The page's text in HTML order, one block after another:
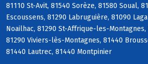
81110 St-Avit, 81540 Sorèze, 81580 Soual,
Escoussens, 81290 Labruguière, 81090
Noailhac, 81290 St-Affrique-les-Montagnes,
81290 Viviers-lès-Montagnes, 81440
81440 Lautrec, 81440 Montpinier